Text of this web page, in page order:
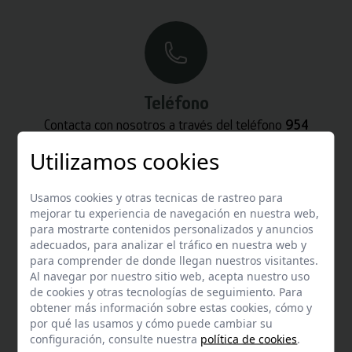
Teléfono
Contacta con nosotros a través del teléfono 954
Whatsapp
Puedes escribirnos por whatsapp
+34 680 27 45 40
Utilizamos cookies
Usamos cookies y otras tecnicas de rastreo para
mejorar tu experiencia de navegación en nuestra web,
para mostrarte contenidos personalizados y anuncios
adecuados, para analizar el tráfico en nuestra web y
para comprender de donde llegan nuestros visitantes.
Al navegar por nuestro sitio web, acepta nuestro uso
de cookies y otras tecnologías de seguimiento. Para
obtener más información sobre estas cookies, cómo y
por qué las usamos y cómo puede cambiar su
configuración, consulte nuestra política de cookies.